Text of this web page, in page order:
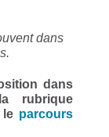
dans
dans
rubrique
le parcours